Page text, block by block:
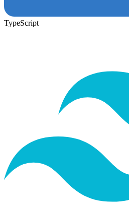
TypeScript